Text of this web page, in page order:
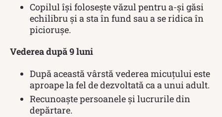
Copilul își folosește văzul pentru a-și găsi
echilibru și a sta în fund sau a se ridica în
piciorușe.
Vederea după 9 luni
După această vârstă vederea micuțului este
aproape la fel de dezvoltată ca a unui adult.
Recunoaște persoanele și lucrurile din
depărtare.